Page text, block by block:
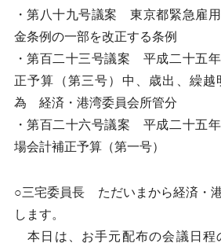
・第八十九号議案 東京都緊急雇
金条例の一部を改正する条例
・第百二十三号議案 平成二十五
正予算（第三号）中、歳出、繰
為 経済・港湾委員会所管分
・第百二十六号議案 平成二十五
場会計補正予算（第一号）
○三宅委員長 ただいまから経済・
します。
本日は、お手元配布の会議日程